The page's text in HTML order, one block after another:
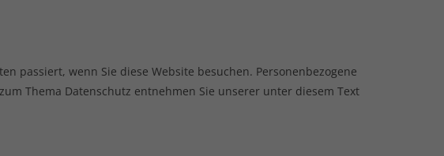
passiert, wenn Sie diese Website besuchen. Personenbezogene
Thema Datenschutz entnehmen Sie unserer unter diesem Text